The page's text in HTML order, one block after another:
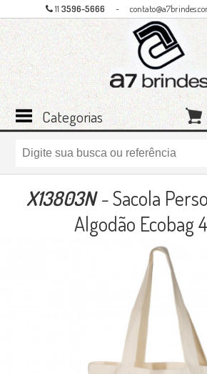
11 3596-5666 -
Categorias
X13803N-Sacola
Algodão Ecobag